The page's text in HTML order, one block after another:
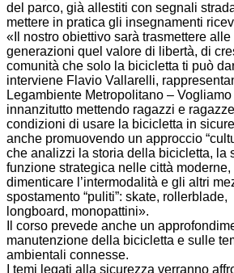
del parco, già allestiti con segnali
mettere in pratica gli insegnamenti
«Il nostro obiettivo sarà trasmettere
generazioni quel valore di libertà, di
comunità che solo la bicicletta ti può
interviene Flavio Vallarelli,
Legambiente Metropolitano –
innanzitutto mettendo ragazzi e
condizioni di usare la bicicletta in
anche promuovendo un approccio
che analizzi la storia della bicicletta, la
funzione strategica nelle città moderne,
dimenticare l’intermodalità e gli altri
spostamento “puliti”: skate, rollerblade,
longboard, monopattini».
Il corso prevede anche un
manutenzione della bicicletta e sulle
ambientali connesse.
I temi legati alla sicurezza verranno